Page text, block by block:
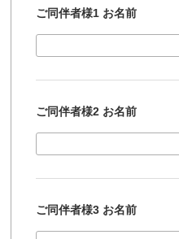
ご同伴者様1 お名前
ご同伴者様2 お名前
ご同伴者様3 お名前